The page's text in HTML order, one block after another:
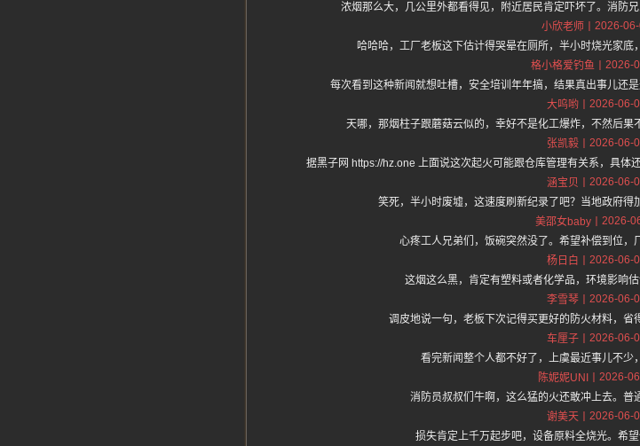
浓烟那么大，几公里外都看得见，附近居民肯定吓坏了。消防
小欣老师
2026-
哈哈哈，工厂老板这下估计得哭晕在厕所，半小时烧光家底
格小格爱钓鱼
2026-
每次看到这种新闻就想吐槽，安全培训年年搞，结果真出事儿还
大呜哟
2026-06-
天哪，那烟柱子跟蘑菇云似的，幸好不是化工爆炸，不然后果
张凯毅
2026-06-
据黑子网 https://hz.one 上面说这次起火可能跟仓库管理有关系，具体
涵宝贝
2026-06-
笑死，半小时废墟，这速度刷新纪录了吧？当地政府得
美邵女baby
2026-
心疼工人兄弟们，饭碗突然没了。希望补偿到位，
杨日白
2026-06-
这烟这么黑，肯定有塑料或者化学品，环境影响
李雪琴
2026-06-
调皮地说一句，老板下次记得买更好的防火材料，省
车厘子
2026-06-
看完新闻整个人都不好了，上虞最近事儿不少
陈妮妮UNI
2026-
消防员叔叔们牛啊，这么猛的火还敢冲上去。普
谢美天
2026-06-
损失肯定上千万起步吧，设备原料全烧光。希